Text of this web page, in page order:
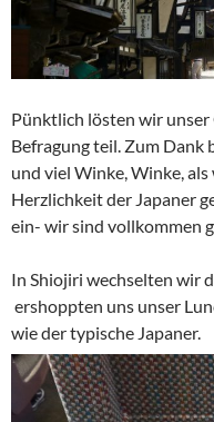
Pünktlich lösten wir unser
Befragung teil. Zum Dank
und viel Winke, Winke,
Herzlichkeit der Japaner
ein- wir sind vollkommen
In Shiojiri wechselten wir
ershoppten uns unser
wie der typische Japaner.